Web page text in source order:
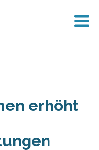
erhöht